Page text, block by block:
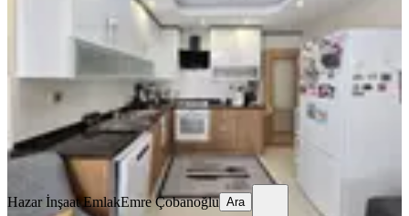
Seyhan, Tellidere Mahallesi
4+1· 220 m²·2. Kat 04.08.2026
37.000 ₺
Hazar İnşaat EmlakEmre Çobanoğlu
Hazar İnşaat EmlakEmre Çobanoğlu Ara